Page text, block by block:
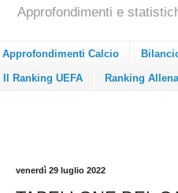
Approfondimenti e
Approfondimenti Calcio
Il Ranking UEFA Ranking
venerdì 29 luglio 2022